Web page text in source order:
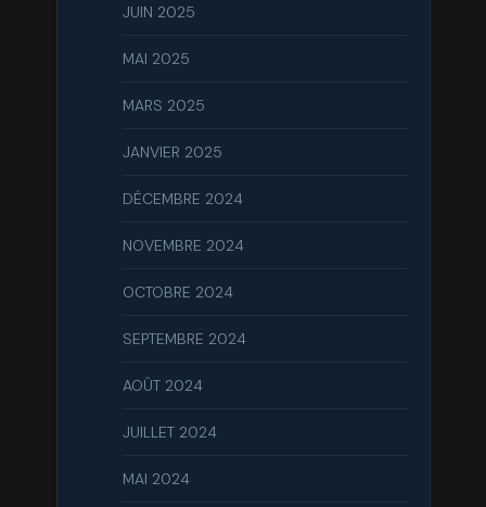
JUIN 2025
MAI 2025
MARS 2025
JANVIER 2025
DÉCEMBRE 2024
NOVEMBRE 2024
OCTOBRE 2024
SEPTEMBRE 2024
AOÛT 2024
JUILLET 2024
MAI 2024